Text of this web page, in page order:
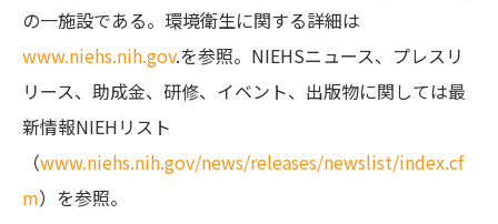
の一施設である。環境衛生に関する詳細は
www.niehs.nih.gov.を参照。NIEHSニュース、プレスリ
リース、助成金、研修、イベント、出版物に関しては最
新情報NIEHリスト
（www.niehs.nih.gov/news/releases/newslist/index.cf
m）を参照。